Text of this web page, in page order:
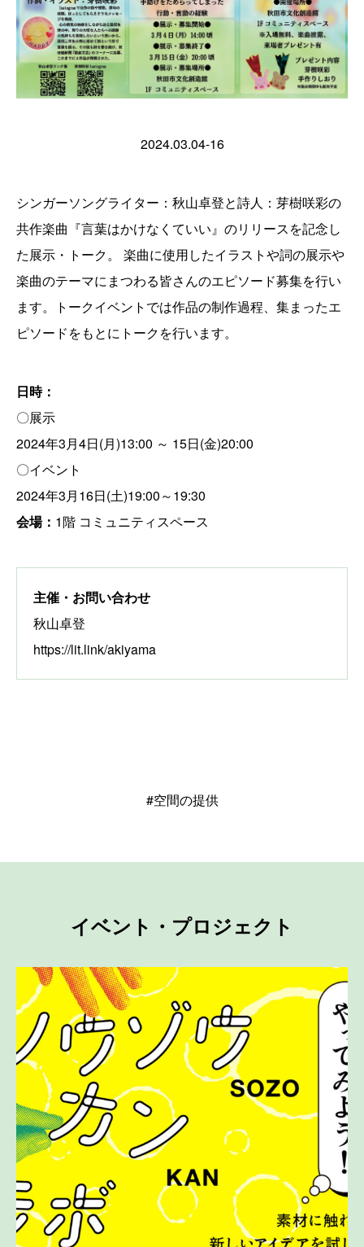
2024.03.04-16
シンガーソングライター：秋山卓登と詩人：芽樹咲彩の
共作楽曲『言葉はかけなくていい』のリリースを記念し
た展示・トーク。 楽曲に使用したイラストや詞の展示や
楽曲のテーマにまつわる皆さんのエピソード募集を行い
ます。トークイベントでは作品の制作過程、集まったエ
ピソードをもとにトークを行います。
日時：
〇展示
2024年3月4日(月)13:00 ～ 15日(金)20:00
〇イベント
2024年3月16日(土)19:00～19:30
会場： 1階 コミュニティスペース
主催・お問い合わせ
秋山卓登
https://lit.link/akiyama
#空間の提供
イベント・プロジェクト